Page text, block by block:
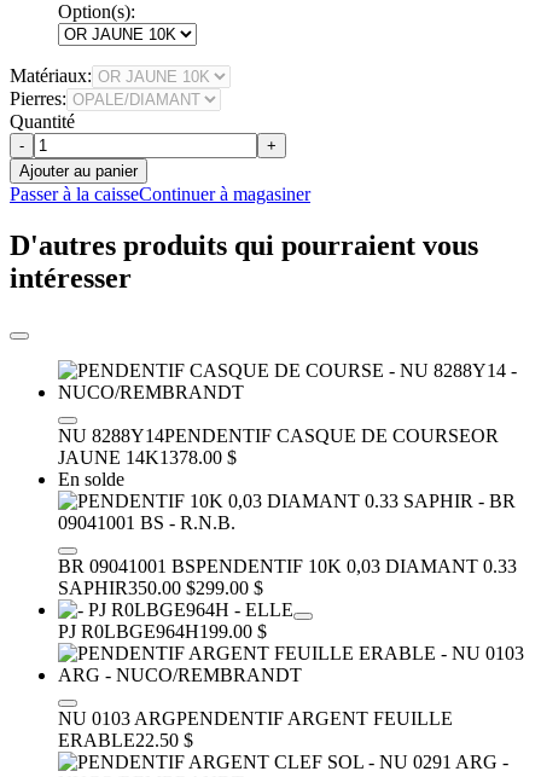
Option(s):
Matériaux:
Pierres:
Quantité
-
+
Ajouter au panier
Passer à la caisseContinuer à magasiner
D'autres produits qui pourraient vous
intéresser
NU 8288Y14PENDENTIF CASQUE DE COURSEOR
JAUNE 14K1378.00 $
En solde
BR 09041001 BSPENDENTIF 10K 0,03 DIAMANT 0.33
SAPHIR350.00 $299.00 $
PJ R0LBGE964H199.00 $
NU 0103 ARGPENDENTIF ARGENT FEUILLE
ERABLE22.50 $